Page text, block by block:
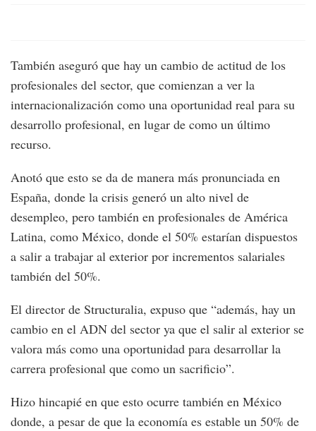
También aseguró que hay un cambio de actitud de los
profesionales del sector, que comienzan a ver la
internacionalización como una oportunidad real para su
desarrollo profesional, en lugar de como un último
recurso.
Anotó que esto se da de manera más pronunciada en
España, donde la crisis generó un alto nivel de
desempleo, pero también en profesionales de América
Latina, como México, donde el 50% estarían dispuestos
a salir a trabajar al exterior por incrementos salariales
también del 50%.
El director de Structuralia, expuso que “además, hay un
cambio en el ADN del sector ya que el salir al exterior se
valora más como una oportunidad para desarrollar la
carrera profesional que como un sacrificio”.
Hizo hincapié en que esto ocurre también en México
donde, a pesar de que la economía es estable un 50% de